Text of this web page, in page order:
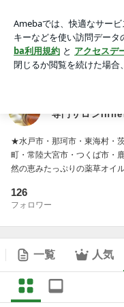
ロンInner Light＊インナ
アプリをダウンロードし
ょう。
専門サロン
★水戸市・那珂市・東海村・
町・常陸大宮市・つくば市・
然の恵みたっぷりの薬草オイ
126
フォロワー
一覧 人気